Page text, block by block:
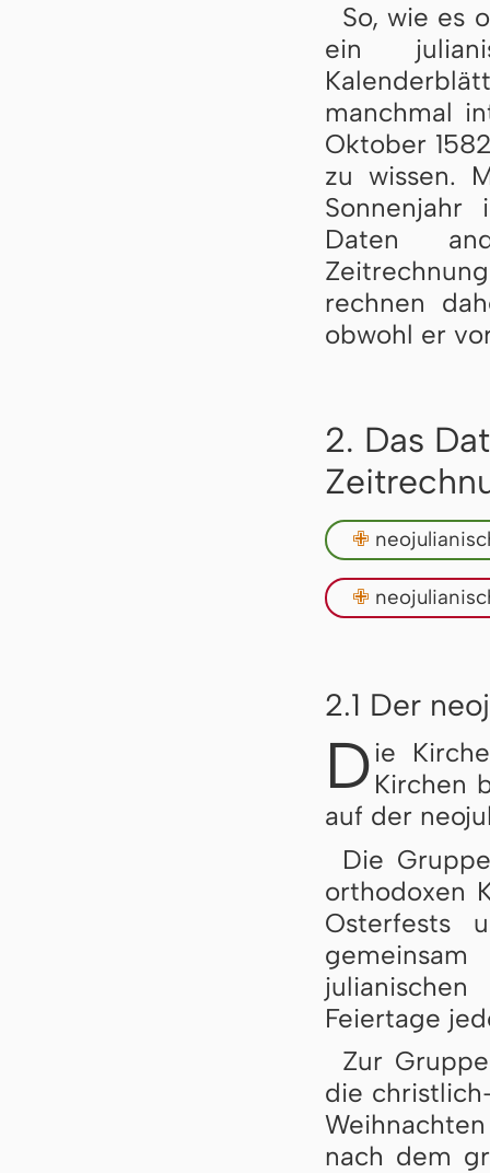
So, wie es
ein
manchmal
Oktober
zu wissen.
Sonnenjahr
Daten
rechnen
obwohl er
2. Das
✙
✙
2.1 Der
D ie
Kirchen
auf der
Die
orthodoxen
Osterfests
Feiertage
Zur
die
nach dem